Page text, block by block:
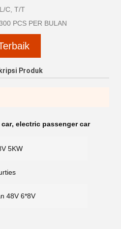
C, T/T
PCS PER BULAN
Produk
, electric passenger car
5KW
48V 6*8V